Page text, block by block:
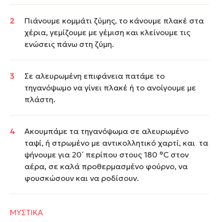
Πιάνουμε κομμάτι ζύμης, το κάνουμε πλακέ στα
χέρια, γεμίζουμε με γέμιση και κλείνουμε τις
ενώσεις πάνω στη ζύμη.
Σε αλευρωμένη επιφάνεια πατάμε το
τηγανόψωμο να γίνει πλακέ ή το ανοίγουμε με
πλάστη.
Ακουμπάμε τα τηγανόψωμα σε αλευρωμένο
ταψί, ή στρωμένο με αντικολλητικό χαρτί, και τα
ψήνουμε για 20΄ περίπου στους 180 °C στον
αέρα, σε καλά προθερμασμένο φούρνο, να
φουσκώσουν και να ροδίσουν.
ΜΥΣΤΙΚΑ